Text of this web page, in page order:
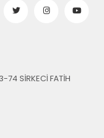
74 SİRKECİ FATİH